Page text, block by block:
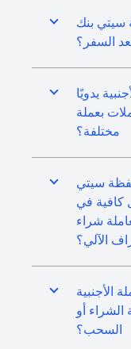
سيتي بنك
السفر؟
يدويًا
بعملة
مختلفة؟
سيتي
كافية في
شراء
الآلي؟
الأجنبية
أو
السحب؟